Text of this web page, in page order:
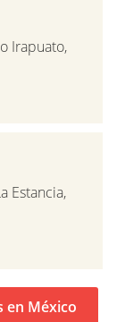
Irapuato,
Estancia,
en México